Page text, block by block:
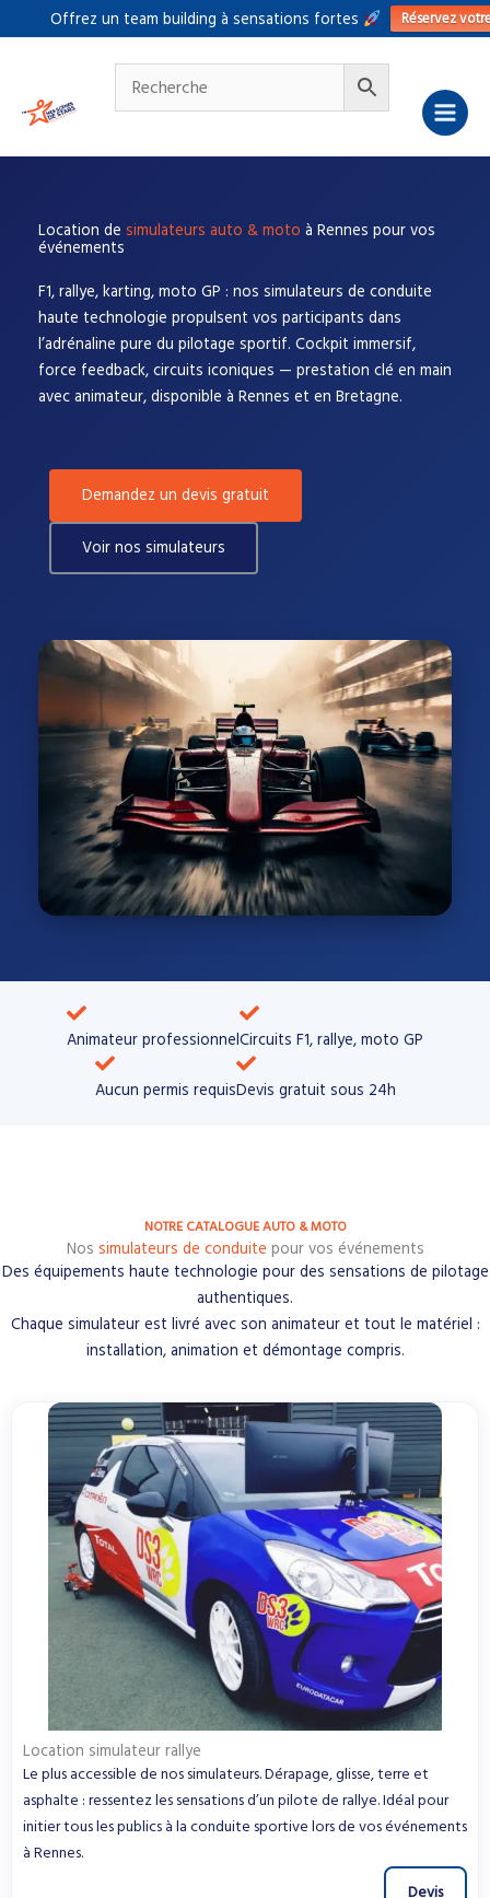
Offrez un team building à sensations fortes Réservez
au
Location de simulateurs auto & moto à Rennes pour vos
événements
F1, rallye, karting, moto GP : nos simulateurs de conduite
haute technologie propulsent vos participants dans
l’adrénaline pure du pilotage sportif. Cockpit immersif,
force feedback, circuits iconiques — prestation clé en main
avec animateur, disponible à Rennes et en Bretagne.
Demandez un devis gratuit
Voir nos simulateurs
Animateur professionnelCircuits F1, rallye, moto GP​
Aucun permis requisDevis gratuit sous 24h
NOTRE CATALOGUE AUTO & MOTO
Nos simulateurs de conduite pour vos événements
Des équipements haute technologie pour des sensations de pilotage
authentiques.
Chaque simulateur est livré avec son animateur et tout le matériel :
installation, animation et démontage compris.
Location simulateur rallye
Le plus accessible de nos simulateurs. Dérapage, glisse, terre et
asphalte : ressentez les sensations d’un pilote de rallye. Idéal pour
initier tous les publics à la conduite sportive lors de vos événements
à Rennes.
Devis